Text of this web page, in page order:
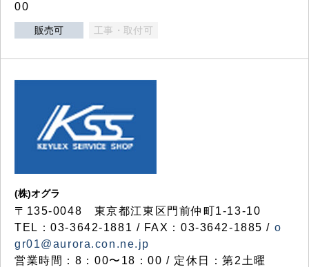
00
販売可 工事・取付可
(株)オグラ
〒135-0048 東京都江東区門前仲町1-13-10
TEL：03-3642-1881 / FAX：03-3642-1885 / o
gr01@aurora.con.ne.jp
営業時間：8：00〜18：00 / 定休日：第2土曜